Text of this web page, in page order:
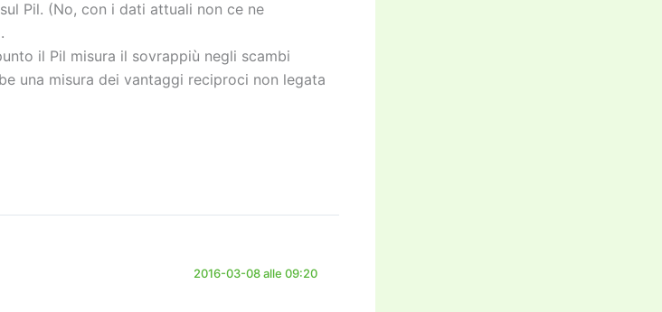
Pil. (No, con i dati attuali non ce ne
il Pil misura il sovrappiù negli scambi
una misura dei vantaggi reciproci non legata
2016-03-08 alle 09:20